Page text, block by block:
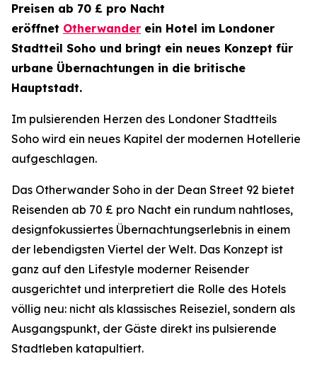
Preisen ab 70 £ pro Nacht
eröffnet Otherwander ein Hotel im Londoner
Stadtteil Soho und bringt ein neues Konzept für
urbane Übernachtungen in die britische
Hauptstadt.
Im pulsierenden Herzen des Londoner Stadtteils
Soho wird ein neues Kapitel der modernen Hotellerie
aufgeschlagen.
Das Otherwander Soho in der Dean Street 92 bietet
Reisenden ab 70 £ pro Nacht ein rundum nahtloses,
designfokussiertes Übernachtungserlebnis in einem
der lebendigsten Viertel der Welt. Das Konzept ist
ganz auf den Lifestyle moderner Reisender
ausgerichtet und interpretiert die Rolle des Hotels
völlig neu: nicht als klassisches Reiseziel, sondern als
Ausgangspunkt, der Gäste direkt ins pulsierende
Stadtleben katapultiert.